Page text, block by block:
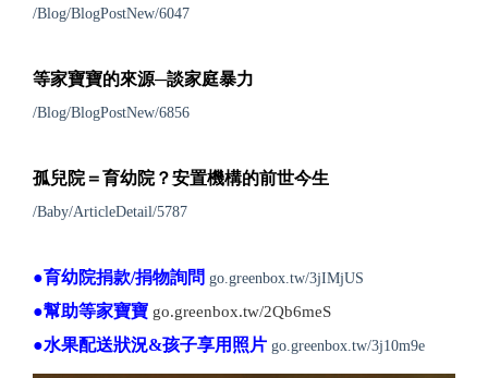
/Blog/BlogPostNew/6047
等家寶寶的來源─談家庭暴力
/Blog/BlogPostNew/6856
孤兒院＝育幼院？安置機構的前世今生
/Baby/ArticleDetail/5787
●育幼院捐款/捐物詢問 go.greenbox.tw/3jIMjUS
●幫助等家寶寶 go.greenbox.tw/2Qb6meS
●水果配送狀況&孩子享用照片 go.greenbox.tw/3j10m9e